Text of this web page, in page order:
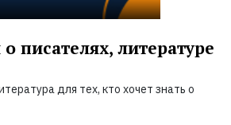
писателях, литературе
для тех, кто хочет знать о